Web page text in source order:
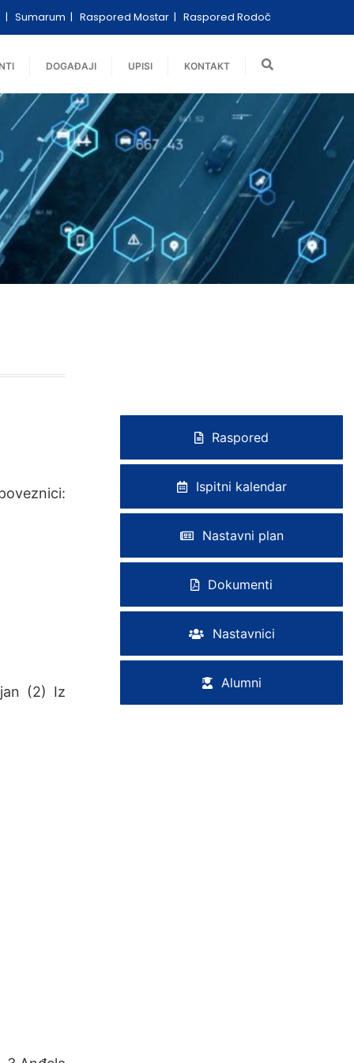
Sumarum Raspored Mostar Raspored Rodoč
DOGAĐAJI UPISI KONTAKT
(2) Iz
Raspored
Ispitni kalendar
Nastavni plan
Dokumenti
Nastavnici
Alumni